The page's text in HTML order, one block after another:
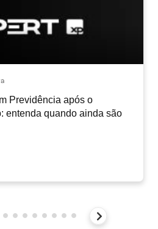
Previdência após o
entenda quando ainda são